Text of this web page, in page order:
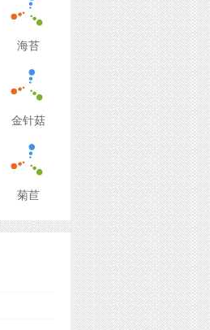
海苔
金针菇
菊苣